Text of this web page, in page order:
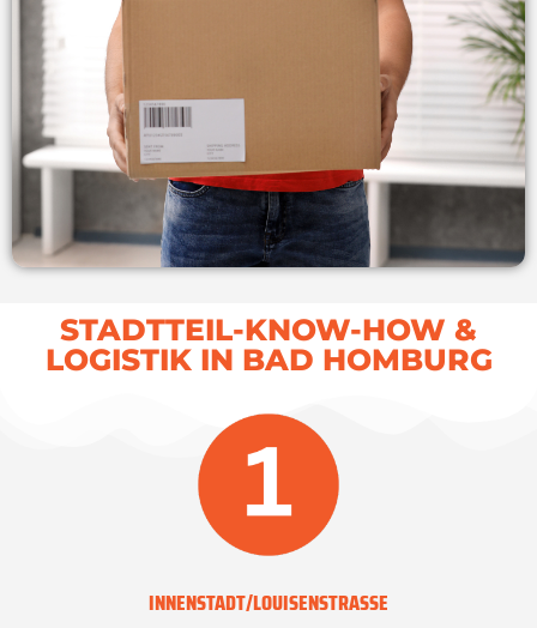
STADTTEIL-KNOW-HOW &
LOGISTIK IN BAD HOMBURG
INNENSTADT/LOUISENSTRASSE